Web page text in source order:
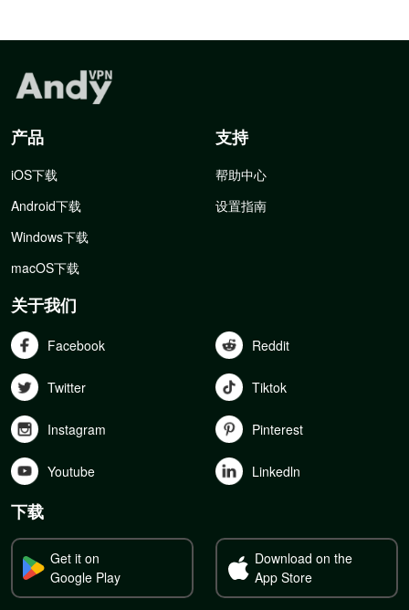
产品
iOS下载
Android下载
Windows下载
macOS下载
支持
帮助中心
设置指南
关于我们
Facebook Reddit
Twitter Tiktok
Instagram Pinterest
Youtube Linkedln
下载
Get it on
Google Play
Download on the
App Store